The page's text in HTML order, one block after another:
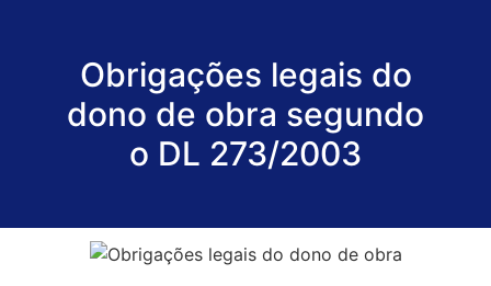
Obrigações legais do
dono de obra segundo
o DL 273/2003